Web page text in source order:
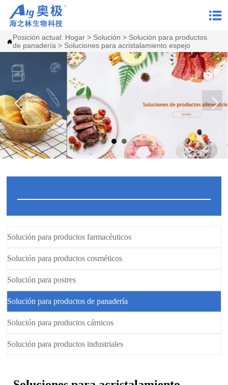

Posición actual: Hogar > Solución > Solución para productos
de panadería > Soluciones para acristalamiento espejo
Solución para productos farmacéuticos
Solución para productos cosméticos
Solución para postres
Solución para productos de panadería
Solución para productos cárnicos
Solución para productos industriales